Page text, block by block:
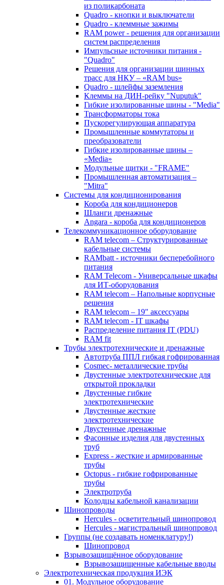
из поликарбоната
Quadro - кнопки и выключатели
Quadro - клеммные зажимы
RAM power - решения для организации
систем распределения
Импульсные источники питания -
"Quadro"
Решения для организации шинных
трасс для НКУ – «RAM bus»
Quadro - шлейфы заземления
Клеммы на ДИН-рейку "Nuputuk"
Гибкие изолированные шины - "Media"
Трансформаторы тока
Пускорегулирующая аппаратура
Промышленные коммутаторы и
преобразователи
Гибкие изолированные шины –
«Media»
Модульные щитки - "FRAME"
Промышленная автоматизация –
"Mitra"
Системы для кондиционирования
Короба для кондиционеров
Шланги дренажные
Angara - короба для кондиционеров
Телекоммуникационное оборудование
RAM telecom – Структурированные
кабельные системы
RAMbatt - источники бесперебойного
питания
RAM Telecom - Универсальные шкафы
для ИТ-оборудования
RAM telecom – Напольные корпусные
решения
RAM telecom – 19" аксессуары
RAM telecom - IT шкафы
Распределение питания IT (PDU)
RAM fit
Трубы электротехнические и дренажные
Автотруба ППЛ гибкая гофрированная
Cosmec- металлические трубы
Двустенные электротехнические для
открытой прокладки
Двустенные гибкие
электротехнические
Двустенные жесткие
электротехнические
Двустенные дренажные
Фасонные изделия для двустенных
труб
Express - жесткие и армированные
трубы
Octopus - гибкие гофрированные
трубы
Электротруба
Колодцы кабельной канализации
Шинопроводы
Hercules - осветительный шинопровод
Hercules - магистральный шинопровод
Группы (не создавать номенклатуру!)
Шинопровод
Взрывозащищённое оборудование
Взрывозащищенные кабельные вводы
Электротехническая продукция ИЭК
01. Модульное оборудование